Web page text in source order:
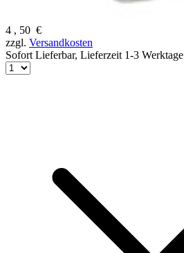
4 , 50 €
zzgl. Versandkosten
Sofort Lieferbar, Lieferzeit 1-3 Werktage